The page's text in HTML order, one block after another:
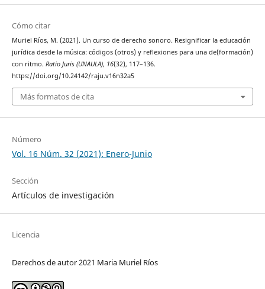
Cómo citar
Muriel Ríos, M. (2021). Un curso de derecho sonoro. Resignificar la educación
jurídica desde la música: códigos (otros) y reflexiones para una de(formación)
con ritmo. Ratio Juris (UNAULA), 16(32), 117–136.
https://doi.org/10.24142/raju.v16n32a5
Más formatos de cita
Número
Vol. 16 Núm. 32 (2021): Enero-Junio
Sección
Artículos de investigación
Licencia
Derechos de autor 2021 Maria Muriel Ríos